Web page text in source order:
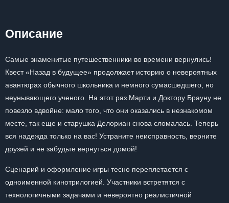
Описание
Самые знаменитые путешественники во времени вернулись!
Квест «Назад в будущее» продолжает историю о невероятных
авантюрах обычного школьника и немного сумасшедшего, но
неунывающего ученого. На этот раз Марти и Доктору Брауну не
повезло вдвойне: мало того, что они оказались в незнакомом
месте, так еще и старушка Делориан снова сломалась. Теперь
вся надежда только на вас! Устраните неисправность, верните
друзей и не забудьте вернуться домой!
Сценарий и оформление игры тесно переплетается с
одноименной кинотрилогией. Участники встретятся с
технологичными задачами и невероятно реалистичной